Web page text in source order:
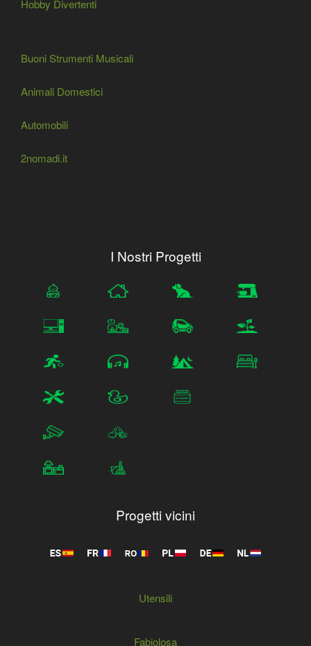
Hobby Divertenti
Buoni Strumenti Musicali
Animali Domestici
Automobili
2nomadi.it
I Nostri Progetti
Progetti vicini
Utensili
Fabiolosa